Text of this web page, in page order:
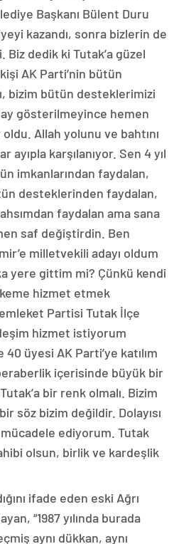
Başkanı Bülent Duru
kazandı, sonra bizlerin de
Biz dedik ki Tutak’a güzel
AK Parti’nin bütün
bizim bütün desteklerimizi
gösterilmeyince hemen
Allah yolunu ve bahtını
karşılanıyor. Sen 4 yıl
imkanlarından faydalan,
desteklerinden faydalan,
faydalan ama sana
saf değiştirdin. Ben
milletvekili adayı oldum
yere gittim mi? Çünkü kendi
hizmet etmek
Partisi Tutak İlçe
hizmet istiyorum
üyesi AK Parti’ye katılım
içerisinde büyük bir
bir renk olmalı. Bizim
söz bizim değildir. Dolayısı
ediyorum. Tutak
olsun, birlik ve kardeşlik
ifade eden eski Ağrı
“1987 yılında burada
aynı dükkan, aynı